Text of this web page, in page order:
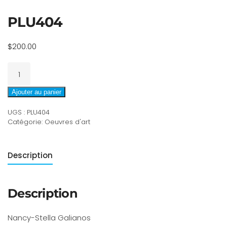
PLU404
$200.00
PLU404
Ajouter au panier
UGS : PLU404
Catégorie: Oeuvres d'art
Description
Description
Nancy-Stella Galianos